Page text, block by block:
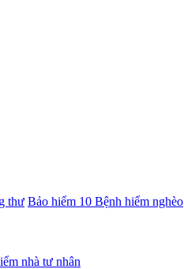
thư Bảo hiểm 10 Bệnh hiểm nghèo
nhà tư nhân